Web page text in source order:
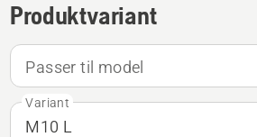
Produktvariant
Passer til model
Variant
M10 L